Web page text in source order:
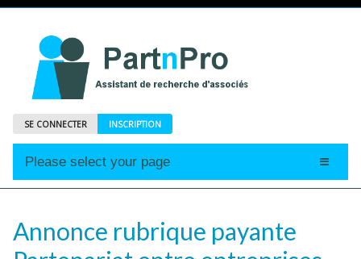
SE CONNECTER INSCRIPTION
Please select your page
Accueil
Profils
Annonce rubrique payante